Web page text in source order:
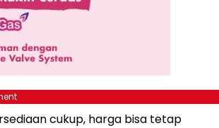
cukup, harga bisa tetap